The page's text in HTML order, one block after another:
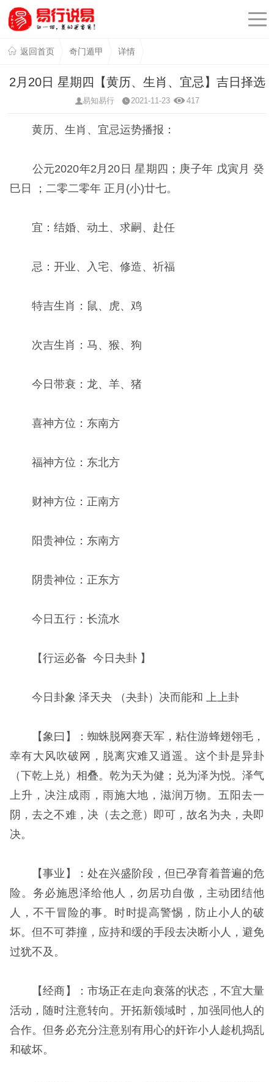
返回首页 奇门遁甲 详情
2月20日 星期四【黄历、生肖、宜忌】吉日择选
易知易行 2021-11-23 417
黄历、生肖、宜忌运势播报：
公元2020年2月20日 星期四；庚子年 戊寅月 癸
巳日 ；二零二零年 正月(小)廿七。
宜：结婚、动土、求嗣、赴任
忌：开业、入宅、修造、祈福
特吉生肖：鼠、虎、鸡
次吉生肖：马、猴、狗
今日带衰：龙、羊、猪
喜神方位：东南方
福神方位：东北方
财神方位：正南方
阳贵神位：东南方
阴贵神位：正东方
今日五行：长流水
【行运必备 今日夬卦 】
今日卦象 泽天夬 （夬卦）决而能和 上上卦
【象曰】：蜘蛛脱网赛天军，粘住游蜂翅翎毛，
幸有大风吹破网，脱离灾难又逍遥。这个卦是异卦
（下乾上兑）相叠。乾为天为健；兑为泽为悦。泽气
上升，决注成雨，雨施大地，滋润万物。五阳去一
阴，去之不难，决（去之意）即可，故名为夬，夬即
决。
【事业】：处在兴盛阶段，但已孕育着普遍的危
险。务必施恩泽给他人，勿居功自傲，主动团结他
人，不干冒险的事。时时提高警惕，防止小人的破
坏。但不可莽撞，应持和缓的手段去决断小人，避免
过犹不及。
【经商】：市场正在走向衰落的状态，不宜大量
活动，随时注意转向。开拓新领域时，加强同他人的
合作。但务必充分注意别有用心的奸诈小人趁机捣乱
和破坏。